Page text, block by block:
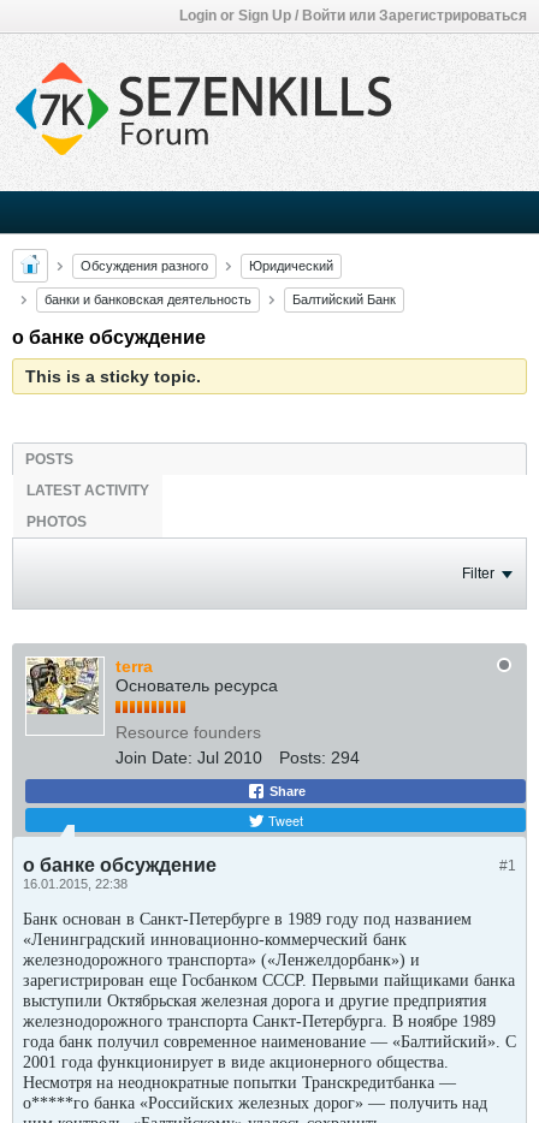
Login or Sign Up / Войти или Зарегистрироваться
Обсуждения разного Юридический
банки и банковская деятельность Балтийский Банк
о банке обсуждение
This is a sticky topic.
POSTS
LATEST ACTIVITY
PHOTOS
Filter
terra
Основатель ресурса
Resource founders
Join Date: Jul 2010 Posts: 294
Share
Tweet
#1
о банке обсуждение
16.01.2015, 22:38
Банк основан в Санкт-Петербурге в 1989 году под названием
«Ленинградский инновационно-коммерческий банк
железнодорожного транспорта» («Ленжелдорбанк») и
зарегистрирован еще Госбанком СССР. Первыми пайщиками банка
выступили Октябрьская железная дорога и другие предприятия
железнодорожного транспорта Санкт-Петербурга. В ноябре 1989
года банк получил современное наименование — «Балтийский». С
2001 года функционирует в виде акционерного общества.
Несмотря на неоднократные попытки Транскредитбанка —
о*****го банка «Российских железных дорог» — получить над